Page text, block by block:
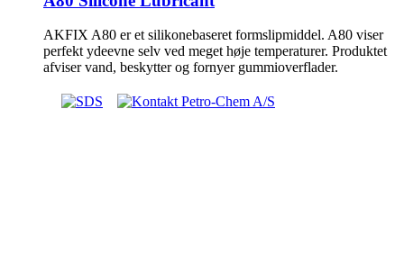
AKFIX A80 er et silikonebaseret formslipmiddel. A80 viser
perfekt ydeevne selv ved meget høje temperaturer. Produktet
afviser vand, beskytter og fornyer gummioverflader.